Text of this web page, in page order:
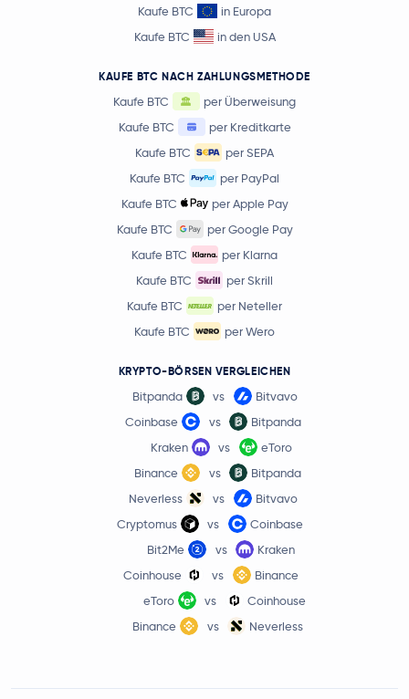
Kaufe BTC
in Europa
Kaufe BTC
in den USA
KAUFE BTC NACH ZAHLUNGSMETHODE
Kaufe BTC
per Überweisung
Kaufe BTC
per Kreditkarte
Kaufe BTC
per SEPA
Kaufe BTC
per PayPal
Kaufe BTC
per Apple Pay
Kaufe BTC
per Google Pay
Kaufe BTC
per Klarna
Kaufe BTC
per Skrill
Kaufe BTC
per Neteller
Kaufe BTC
per Wero
KRYPTO-BÖRSEN VERGLEICHEN
Bitpanda vs
Bitvavo
Coinbase
vs
Bitpanda
Kraken
vs
eToro
Binance
vs
Bitpanda
Neverless
vs
Bitvavo
Cryptomus
vs
Coinbase
Bit2Me
vs
Kraken
Coinhouse
vs
Binance
eToro
vs
Coinhouse
Binance
vs Neverless